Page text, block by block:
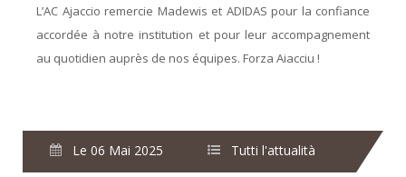
L’AC Ajaccio remercie Madewis et ADIDAS pour la confiance
accordée à notre institution et pour leur accompagnement
au quotidien auprès de nos équipes. Forza Aiacciu !
Le 06 Mai 2025 Tutti l'attualità